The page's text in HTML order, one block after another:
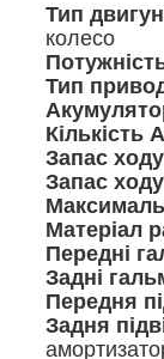
Тип
колесо
Тип
Кількість
Запас
Запас
Матеріал
Передні
Задні
Передня
Задня